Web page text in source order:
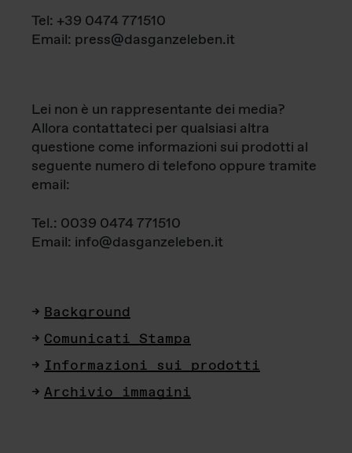
Tel: +39 0474 771510
Email: press@dasganzeleben.it
Lei non è un rappresentante dei media?
Allora contattateci per qualsiasi altra
questione come informazioni sui prodotti al
seguente numero di telefono oppure tramite
email:
Tel.: 0039 0474 771510
Email: info@dasganzeleben.it
Background
Comunicati Stampa
Informazioni sui prodotti
Archivio immagini